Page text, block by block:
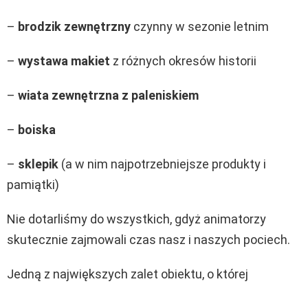
– brodzik zewnętrzny czynny w sezonie letnim
– wystawa makiet z różnych okresów historii
– wiata zewnętrzna z paleniskiem
– boiska
– sklepik (a w nim najpotrzebniejsze produkty i
pamiątki)
Nie dotarliśmy do wszystkich, gdyż animatorzy
skutecznie zajmowali czas nasz i naszych pociech.
Jedną z największych zalet obiektu, o której